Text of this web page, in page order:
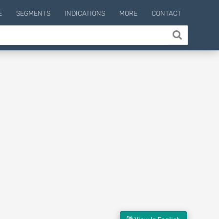
SEGMENTS INDICATIONS MORE CONTACT